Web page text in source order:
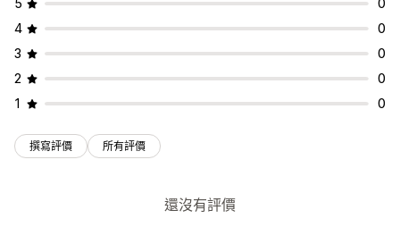
5
0
4
0
3
0
2
0
1
0
撰寫評價 所有評價
還沒有評價